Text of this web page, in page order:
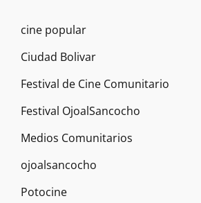
cine popular
Ciudad Bolivar
Festival de Cine Comunitario
Festival OjoalSancocho
Medios Comunitarios
ojoalsancocho
Potocine